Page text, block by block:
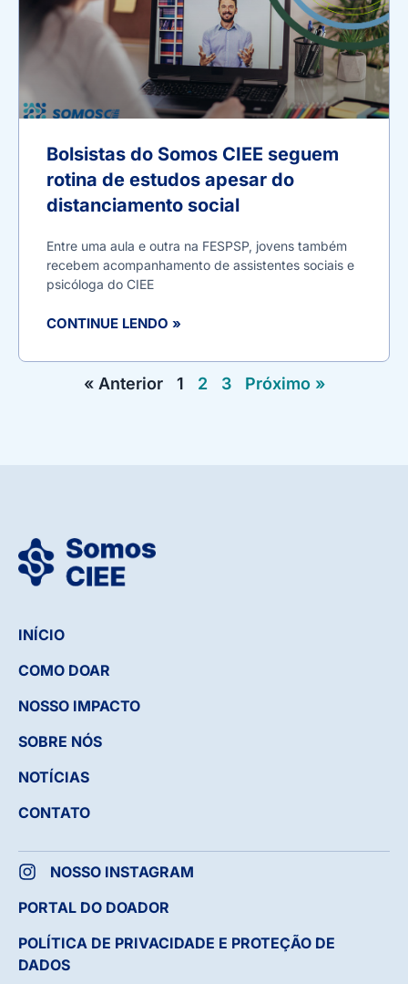
Bolsistas do Somos CIEE seguem
rotina de estudos apesar do
distanciamento social
Entre uma aula e outra na FESPSP, jovens também
recebem acompanhamento de assistentes sociais e
psicóloga do CIEE
CONTINUE LENDO »
« Anterior 1 2 3 Próximo »
INÍCIO
COMO DOAR
NOSSO IMPACTO
SOBRE NÓS
NOTÍCIAS
CONTATO
NOSSO INSTAGRAM
PORTAL DO DOADOR
POLÍTICA DE PRIVACIDADE E PROTEÇÃO DE
DADOS